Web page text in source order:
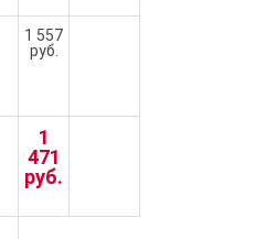
1 557
руб.
1
471
руб.